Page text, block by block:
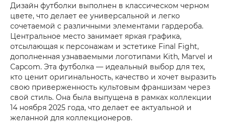
Дизайн футболки выполнен в классическом черном
цвете, что делает ее универсальной и легко
сочетаемой с различными элементами гардероба.
Центральное место занимает яркая графика,
отсылающая к персонажам и эстетике Final Fight,
дополненная узнаваемыми логотипами Kith, Marvel и
Capcom. Эта футболка — идеальный выбор для тех,
кто ценит оригинальность, качество и хочет выразить
свою приверженность культовым франшизам через
свой стиль. Она была выпущена в рамках коллекции
14 ноября 2025 года, что делает ее актуальной и
желанной для коллекционеров.